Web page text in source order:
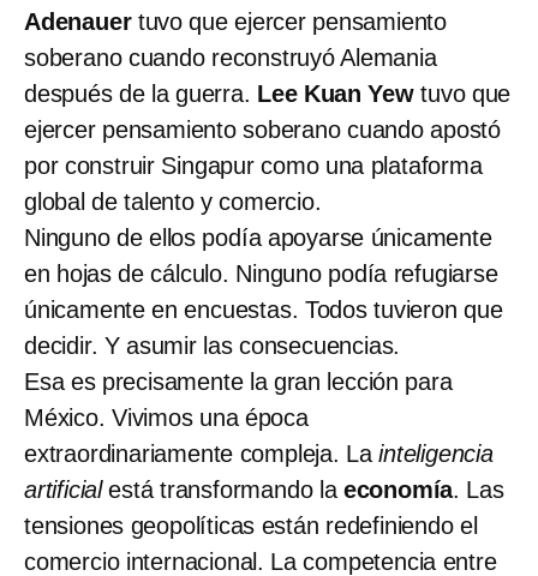
Adenauertuvo que ejercer pensamiento
soberano cuando reconstruyó Alemania
después de la guerra. Lee Kuan Yewtuvo que
ejercer pensamiento soberano cuando apostó
por construir Singapur como una plataforma
global de talento y comercio.
Ninguno de ellos podía apoyarse únicamente
en hojas de cálculo. Ninguno podía refugiarse
únicamente en encuestas. Todos tuvieron que
decidir. Y asumir las consecuencias.
Esa es precisamente la gran lección para
México. Vivimos una época
extraordinariamente compleja. Lainteligencia
artificialestá transformando la economía. Las
tensiones geopolíticas están redefiniendo el
comercio internacional. La competencia entre